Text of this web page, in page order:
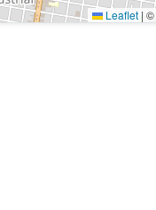
Leaflet | ©